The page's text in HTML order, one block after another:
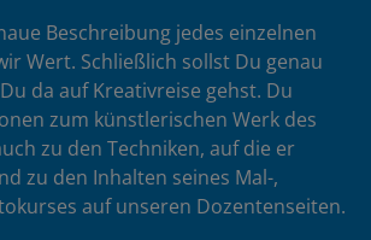
Beschreibung jedes einzelnen
Wert. Schließlich sollst Du genau
da auf Kreativreise gehst. Du
zum künstlerischen Werk des
zu den Techniken, auf die er
zu den Inhalten seines Mal-,
auf unseren Dozentenseiten.